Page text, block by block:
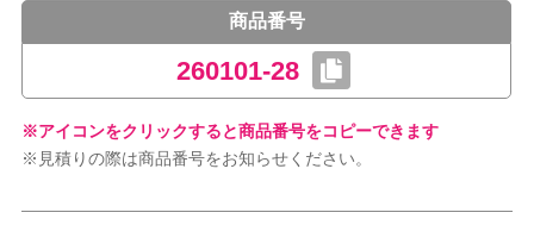
商品番号
260101-28
※アイコンをクリックすると商品番号をコピーできます
※見積りの際は商品番号をお知らせください。